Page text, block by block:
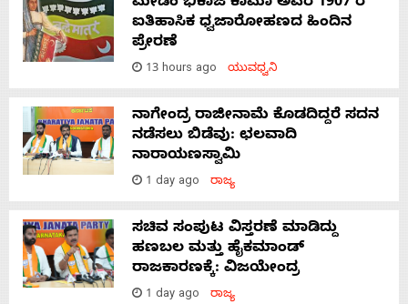
ಐತಿಹಾಸಿಕ ಧ್ವಜಾರೋಹಣದ ಹಿಂದಿನ
ಪ್ರೇರಣೆ
13 hours ago ಯುವಧ್ವನಿ
ನಾಗೇಂದ್ರ ರಾಜೀನಾಮೆ ಕೊಡದಿದ್ದರೆ ಸದನ
ನಡೆಸಲು ಬಿಡೆವು: ಛಲವಾದಿ
ನಾರಾಯಣಸ್ವಾಮಿ
1 day ago ರಾಜ್ಯ
ಸಚಿವ ಸಂಪುಟ ವಿಸ್ತರಣೆ ಮಾಡಿದ್ದು
ಹಣಬಲ ಮತ್ತು ಹೈಕಮಾಂಡ್
ರಾಜಕಾರಣಕ್ಕೆ: ವಿಜಯೇಂದ್ರ
1 day ago ರಾಜ್ಯ